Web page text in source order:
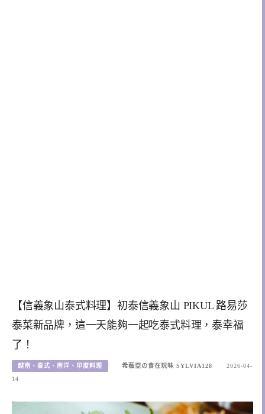
【信義象山泰式料理】初泰信義象山 PIKUL 路易莎
泰菜新品牌，這一天能夠一起吃泰式料理，泰幸福
了！
越南、泰式、南洋、印度料理 希薇亞の食在玩味 SYLVIA128
2026-04-
14